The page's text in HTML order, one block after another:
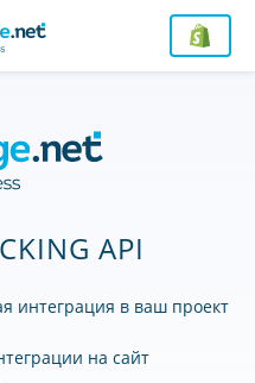
API
интеграция в ваш проект
на сайт